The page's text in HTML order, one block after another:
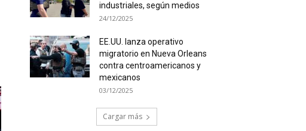
industriales, según medios
24/12/2025
EE.UU. lanza operativo
migratorio en Nueva Orleans
contra centroamericanos y
mexicanos
03/12/2025
Cargar más